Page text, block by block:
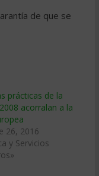
de que se
prácticas de la
acorralan a la
26, 2016
y Servicios